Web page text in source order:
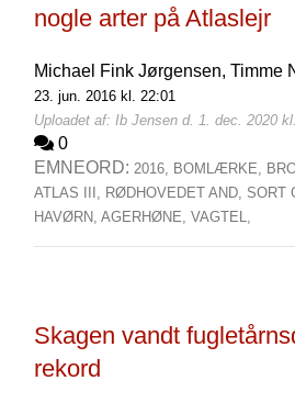
nogle arter på Atlaslejr
Michael Fink Jørgensen, Timme
23. jun. 2016 kl. 22:01
Uploadet af: Ib Jensen d. 1. dec. 2020
0
EMNEORD: 2016, BOMLÆRKE,
ATLAS III, RØDHOVEDET AND, SORT
HAVØRN, AGERHØNE, VAGTEL,
Skagen vandt
rekord